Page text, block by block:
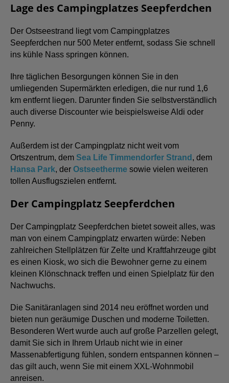
Lage des Campingplatzes Seepferdchen
Der Ostseestrand liegt vom Campingplatzes
Seepferdchen nur 500 Meter entfernt, sodass Sie schnell
ins kühle Nass springen können.
Ihre täglichen Besorgungen können Sie in den
umliegenden Supermärkten erledigen, die nur rund 1,6
km entfernt liegen. Darunter finden Sie selbstverständlich
auch diverse Discounter wie beispielsweise Aldi oder
Penny.
Außerdem ist der Campingplatz nicht weit vom
Ortszentrum, dem Sea Life Timmendorfer Strand , dem
Hansa Park, der Ostseetherme sowie vielen weiteren
tollen Ausflugszielen entfernt.
Der Campingplatz Seepferdchen
Der Campingplatz Seepferdchen bietet soweit alles, was
man von einem Campingplatz erwarten würde: Neben
zahlreichen Stellplätzen für Zelte und Kraftfahrzeuge gibt
es einen Kiosk, wo sich die Bewohner gerne zu einem
kleinen Klönschnack treffen und einen Spielplatz für den
Nachwuchs.
Die Sanitäranlagen sind 2014 neu eröffnet worden und
bieten nun geräumige Duschen und moderne Toiletten.
Besonderen Wert wurde auch auf große Parzellen gelegt,
damit Sie sich in Ihrem Urlaub nicht wie in einer
Massenabfertigung fühlen, sondern entspannen können –
das gilt auch, wenn Sie mit einem XXL-Wohnmobil
anreisen.